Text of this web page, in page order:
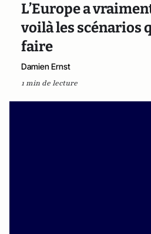
L’Europe a
voilà les scénarios
faire
Damien Ernst
1 min de lecture